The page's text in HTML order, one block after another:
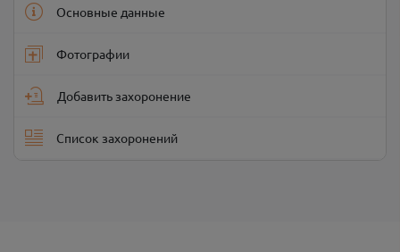
Основные данные
Фотографии
Добавить захоронение
Список захоронений